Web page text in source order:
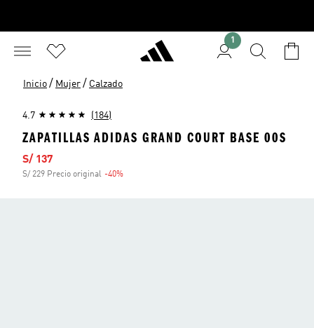
1
Inicio / Mujer / Calzado
4.7 (184)
ZAPATILLAS ADIDAS GRAND COURT BASE 00S
Precio de venta
S/ 137
S/ 229 Precio original -40%